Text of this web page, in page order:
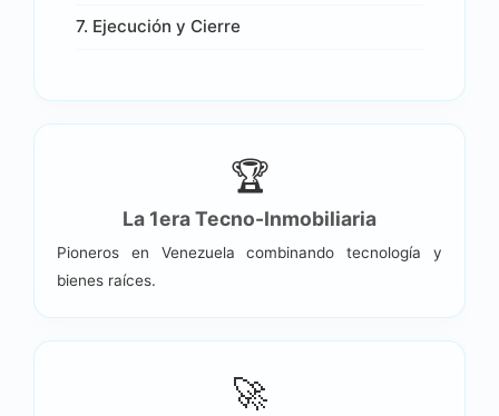
7. Ejecución y Cierre
🏆
La 1era Tecno-Inmobiliaria
Pioneros en Venezuela combinando tecnología y
bienes raíces.
🚀